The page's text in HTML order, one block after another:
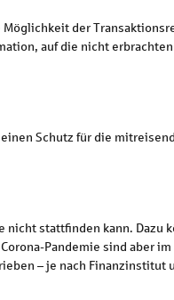
der
auf die nicht
Schutz für die
stattfinden kann. Dazu
Pandemie sind aber
– je nach Finanzinstitut